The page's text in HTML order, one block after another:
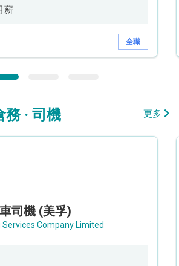
薪
全職
務 · 司機 更多
司機 (美孚)
Services Company Limited